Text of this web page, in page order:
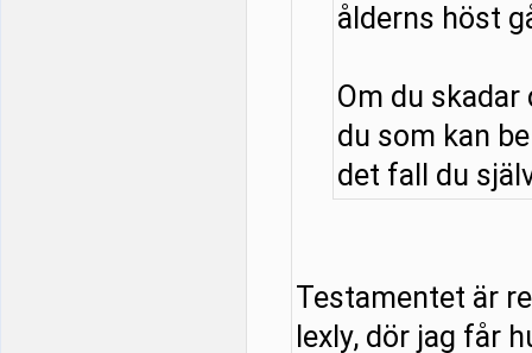
ålderns höst
Om du
du som kan
det fall du
Testamentet är
lexly, dör jag får